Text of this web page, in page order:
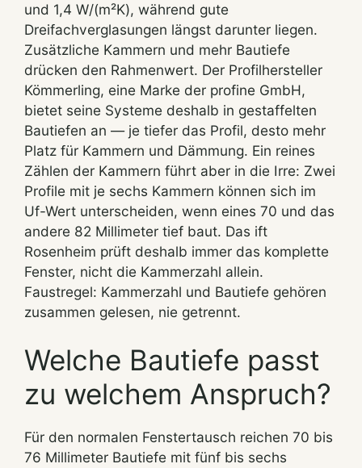
und 1,4 W/(m²K), während gute
Dreifachverglasungen längst darunter liegen.
Zusätzliche Kammern und mehr Bautiefe
drücken den Rahmenwert. Der Profilhersteller
Kömmerling, eine Marke der profine GmbH,
bietet seine Systeme deshalb in gestaffelten
Bautiefen an — je tiefer das Profil, desto mehr
Platz für Kammern und Dämmung. Ein reines
Zählen der Kammern führt aber in die Irre: Zwei
Profile mit je sechs Kammern können sich im
Uf-Wert unterscheiden, wenn eines 70 und das
andere 82 Millimeter tief baut. Das ift
Rosenheim prüft deshalb immer das komplette
Fenster, nicht die Kammerzahl allein.
Faustregel: Kammerzahl und Bautiefe gehören
zusammen gelesen, nie getrennt.
Welche Bautiefe passt
zu welchem Anspruch?
Für den normalen Fenstertausch reichen 70 bis
76 Millimeter Bautiefe mit fünf bis sechs